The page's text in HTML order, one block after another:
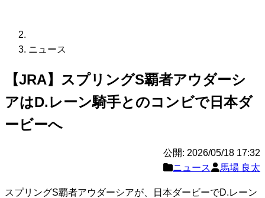
ニュース
【JRA】スプリングS覇者アウダーシ
アはD.レーン騎手とのコンビで日本ダ
ービーへ
公開: 2026/05/18 17:32
ニュース
馬場 良太
スプリングS覇者アウダーシアが、日本ダービーでD.レーン